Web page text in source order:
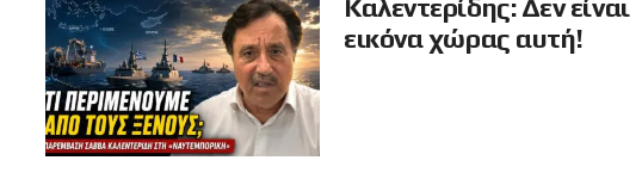
Καλεντερίδης: Δεν είναι
εικόνα χώρας αυτή!